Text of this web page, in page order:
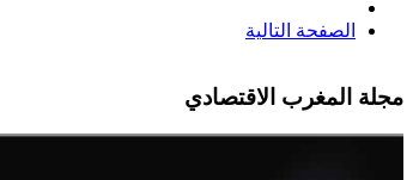
الصفحة التالية
مجلة المغرب الاقتصادي